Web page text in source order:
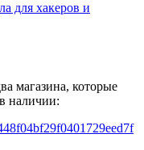
для хакеров и
магазина, которые
наличии: